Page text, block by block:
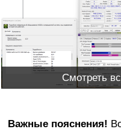
Смотреть
Важные пояснения!